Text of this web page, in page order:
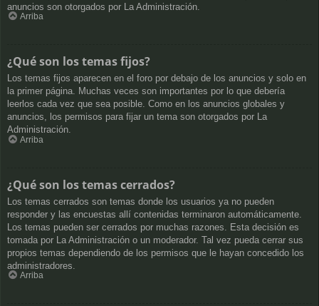
anuncios son otorgados por La Administración.
Arriba
¿Qué son los temas fijos?
Los temas fijos aparecen en el foro por debajo de los anuncios y solo en
la primer página. Muchas veces son importantes por lo que debería
leerlos cada vez que sea posible. Como en los anuncios globales y
anuncios, los permisos para fijar un tema son otorgados por La
Administración.
Arriba
¿Qué son los temas cerrados?
Los temas cerrados son temas donde los usuarios ya no pueden
responder y las encuestas allí contenidas terminaron automáticamente.
Los temas pueden ser cerrados por muchas razones. Esta decisión es
tomada por La Administración o un moderador. Tal vez pueda cerrar sus
propios temas dependiendo de los permisos que le hayan concedido los
administradores.
Arriba